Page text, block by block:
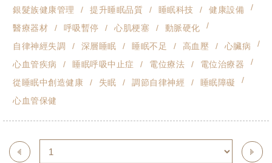
銀髮族健康管理
提升睡眠品質 睡眠科技
健康設備
醫療器材
呼吸暫停 心肌梗塞
動脈硬化
自律神經失調
深層睡眠 睡眠不足 高血壓
心臟病
心血管疾病
睡眠呼吸中止症 電位療法
電位治療器
從睡眠中創造健康
失眠 調節自律神經
睡眠障礙
心血管保健